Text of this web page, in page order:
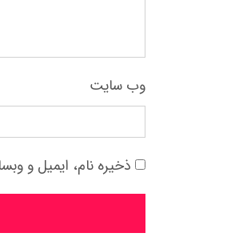
وب‌ سایت
ذخیره نام، ایمیل و